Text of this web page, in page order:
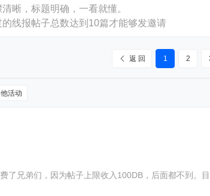
晰，标题明确，一看就懂。
线报帖子总数达到10篇才能够发邀请
1 2
返 回
活动
取消DB收费了兄弟们，因为帖子上限收入100DB，后面